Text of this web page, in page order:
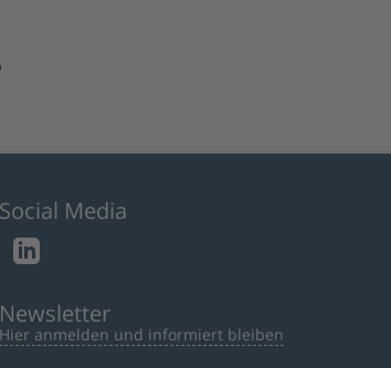
Social Media
Newsletter
Hier anmelden und informiert bleiben